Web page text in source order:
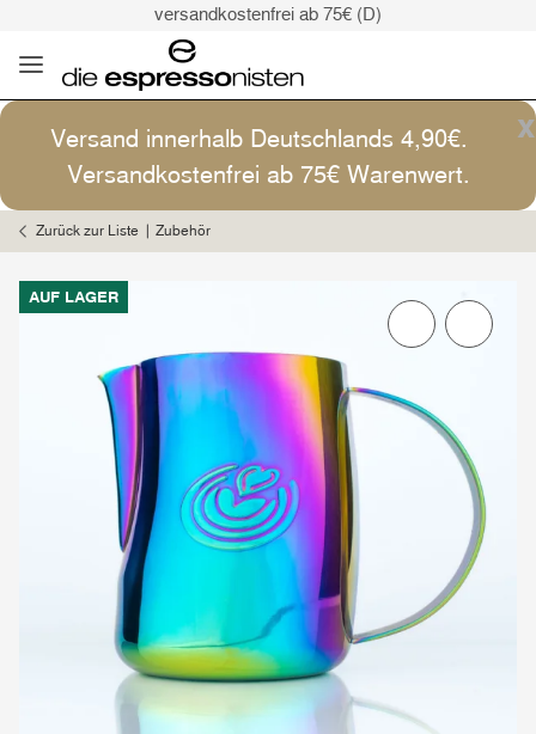
versandkostenfrei ab 75€ (D)
Versand: 4,90€ (D)
versandkostenfrei ab 75€ (D)
Kaffee ist Kunst
x
Versand innerhalb Deutschlands 4,90€.
Versandkostenfrei ab 75€ Warenwert.
Zurück zur Liste Zubehör
AUF LAGER